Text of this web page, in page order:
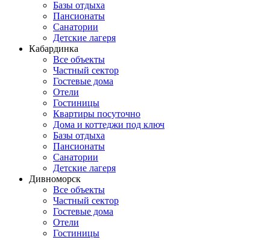
Базы отдыха
Пансионаты
Санатории
Детские лагеря
Кабардинка
Все объекты
Частный сектор
Гостевые дома
Отели
Гостиницы
Квартиры посуточно
Дома и коттеджи под ключ
Базы отдыха
Пансионаты
Санатории
Детские лагеря
Дивноморск
Все объекты
Частный сектор
Гостевые дома
Отели
Гостиницы